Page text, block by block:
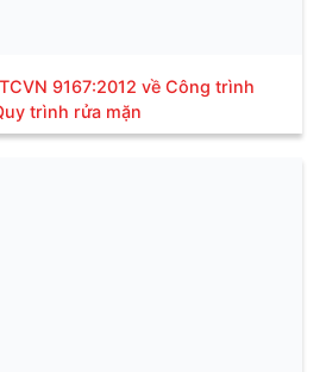
9167:2012 về Công trình
trình rửa mặn